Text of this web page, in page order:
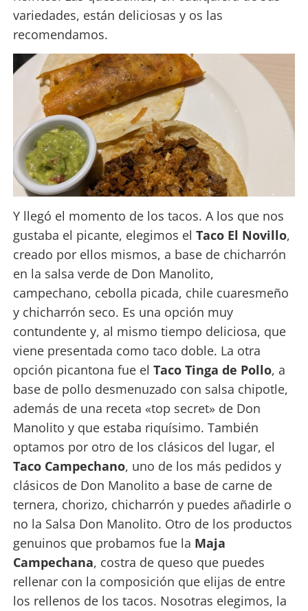
variedades, están deliciosas y os las
recomendamos.
Y llegó el momento de los tacos. A los que nos
gustaba el picante, elegimos el Taco El Novillo,
creado por ellos mismos, a base de chicharrón
en la salsa verde de Don Manolito,
campechano, cebolla picada, chile cuaresmeño
y chicharrón seco. Es una opción muy
contundente y, al mismo tiempo deliciosa, que
viene presentada como taco doble. La otra
opción picantona fue el Taco Tinga de Pollo, a
base de pollo desmenuzado con salsa chipotle,
además de una receta «top secret» de Don
Manolito y que estaba riquísimo. También
optamos por otro de los clásicos del lugar, el
Taco Campechano, uno de los más pedidos y
clásicos de Don Manolito a base de carne de
ternera, chorizo, chicharrón y puedes añadirle o
no la Salsa Don Manolito. Otro de los productos
genuinos que probamos fue la Maja
Campechana, costra de queso que puedes
rellenar con la composición que elijas de entre
los rellenos de los tacos. Nosotras elegimos, la